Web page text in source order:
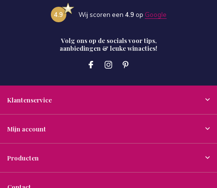
4.9 Wij scoren een 4.9 op Google
Volg ons op de socials voor tips,
aanbiedingen & leuke winacties!
Klantenservice
Mijn account
Producten